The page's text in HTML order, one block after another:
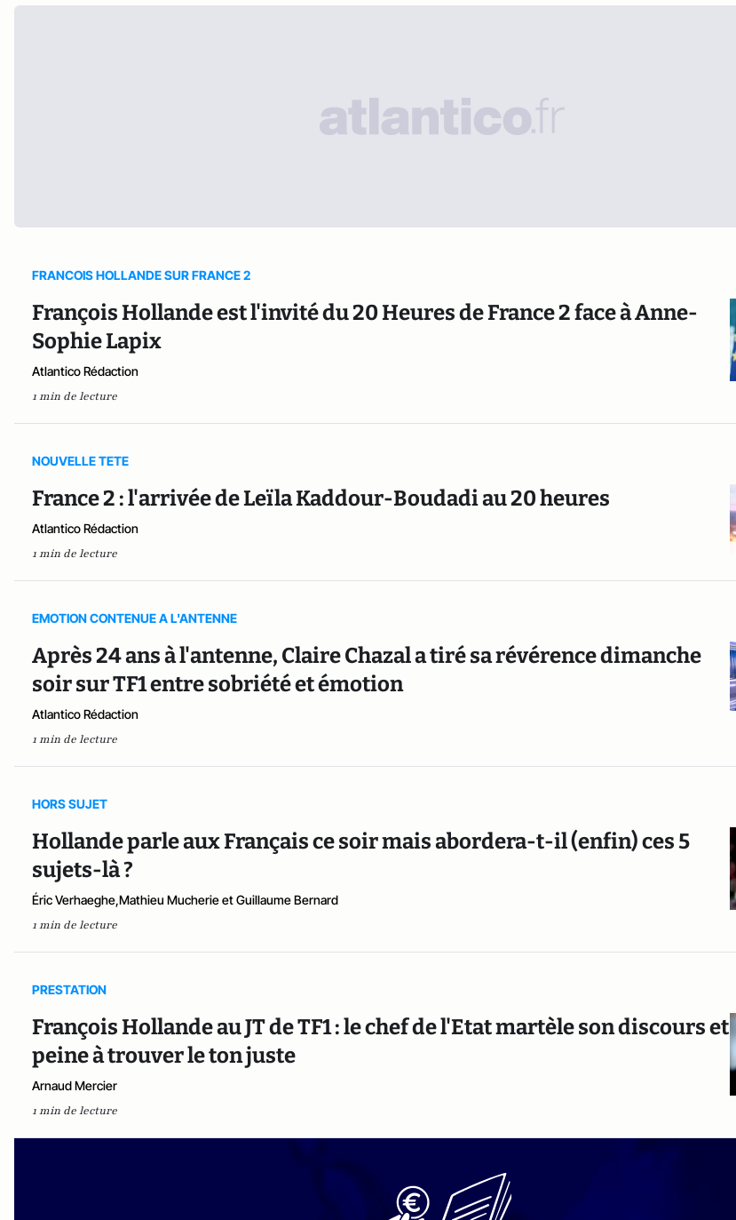
FRANCOIS HOLLANDE SUR FRANCE 2
François Hollande est l'invité du 20 Heures de France 2 face à Anne-
Sophie Lapix
Atlantico Rédaction
1 min de lecture
NOUVELLE TETE
France 2 : l'arrivée de Leïla Kaddour-Boudadi au 20 heures
Atlantico Rédaction
1 min de lecture
EMOTION CONTENUE A L'ANTENNE
Après 24 ans à l'antenne, Claire Chazal a tiré sa révérence dimanche
soir sur TF1 entre sobriété et émotion
Atlantico Rédaction
1 min de lecture
HORS SUJET
Hollande parle aux Français ce soir mais abordera-t-il (enfin) ces 5
sujets-là ?
Éric Verhaeghe,Mathieu Mucherie et Guillaume Bernard
1 min de lecture
PRESTATION
François Hollande au JT de TF1 : le chef de l'Etat martèle son discours et
peine à trouver le ton juste
Arnaud Mercier
1 min de lecture